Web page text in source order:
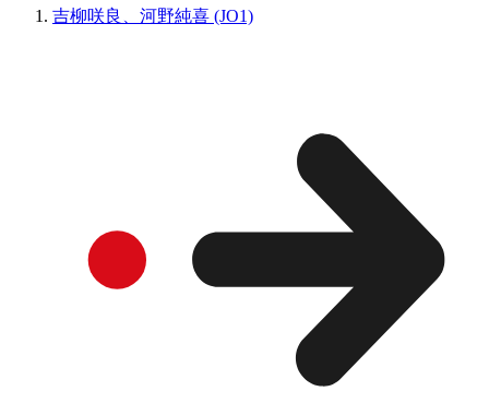
吉柳咲良、河野純喜 (JO1)